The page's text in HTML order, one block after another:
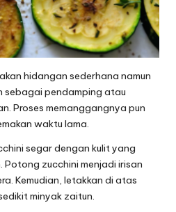
hidangan sederhana namun
sebagai pendamping atau
Proses memanggangnya pun
waktu lama.
segar dengan kulit yang
Potong zucchini menjadi irisan
Kemudian, letakkan di atas
minyak zaitun.